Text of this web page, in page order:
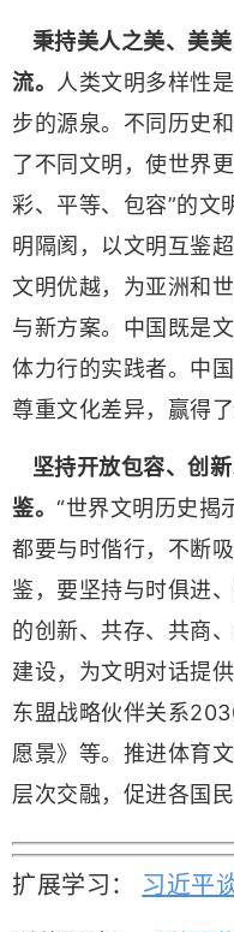
秉持美人之美、美
流。 人类文明多样性
步的源泉。不同历史
了不同文明，使世界
彩、平等、包容”的文
明隔阂，以文明互鉴
文明优越，为亚洲和
与新方案。中国既是
体力行的实践者。中
尊重文化差异，赢得
坚持开放包容、创
鉴。“世界文明历史揭
都要与时偕行，不断
鉴，要坚持与时俱进
的创新、共存、共商
建设，为文明对话提
东盟战略伙伴关系
愿景》等。推进体育
层次交融，促进各国
扩展学习： 习近平